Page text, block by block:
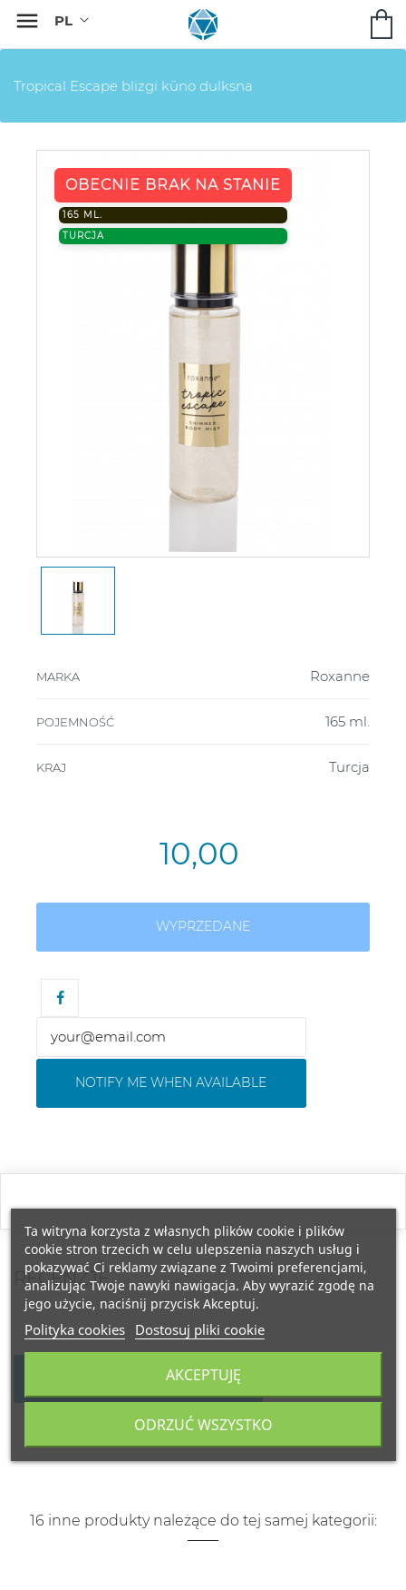

Tropical Escape blizgi kūno dulksna
OBECNIE BRAK NA STANIE
165 ML.
TURCJA
MARKA Roxanne
POJEMNOŚĆ 165 ml.
KRAJ Turcja
10,00
WYPRZEDANE
NOTIFY ME WHEN AVAILABLE
RECENZJE
NAPISZ SWOJĄ RECENZJĘ
16 inne produkty należące do tej samej kategorii:
Ta witryna korzysta z własnych plików cookie i plików
cookie stron trzecich w celu ulepszenia naszych usług i
pokazywać Ci reklamy związane z Twoimi preferencjami,
analizując Twoje nawyki nawigacja. Aby wyrazić zgodę na
jego użycie, naciśnij przycisk Akceptuj.
Polityka cookies Dostosuj pliki cookie
ODRZUĆ WSZYSTKO
AKCEPTUJĘ